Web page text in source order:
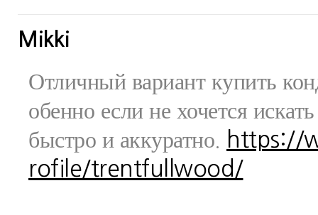
Mikki
Отличный вариант купить
обенно если не хочется
быстро и аккуратно.
https://
rofile/trentfullwood/